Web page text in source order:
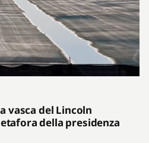
vasca del Lincoln
della presidenza